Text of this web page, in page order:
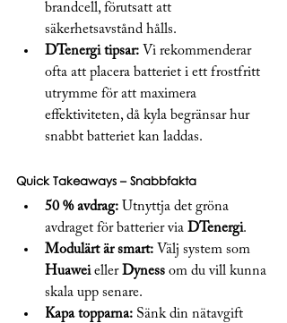
brandcell, förutsatt att
säkerhetsavstånd hålls.
DTenergi tipsar: Vi rekommenderar
ofta att placera batteriet i ett frostfritt
utrymme för att maximera
effektiviteten, då kyla begränsar hur
snabbt batteriet kan laddas.
Quick Takeaways – Snabbfakta
50 % avdrag: Utnyttja det gröna
avdraget för batterier via DTenergi.
Modulärt är smart: Välj system som
Huawei eller Dyness om du vill kunna
skala upp senare.
Kapa topparna: Sänk din nätavgift